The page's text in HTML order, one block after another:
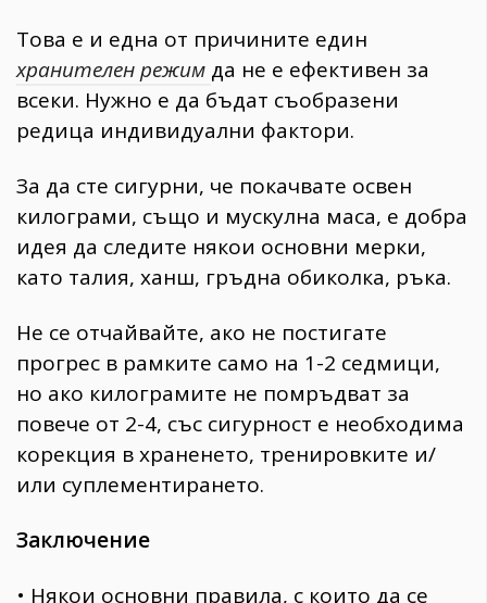
Това е и една от причините един
хранителен режим да не е ефективен за
всеки. Нужно е да бъдат съобразени
редица индивидуални фактори.
За да сте сигурни, че покачвате освен
килограми, също и мускулна маса, е добра
идея да следите някои основни мерки,
като талия, ханш, гръдна обиколка, ръка.
Не се отчайвайте, ако не постигате
прогрес в рамките само на 1-2 седмици,
но ако килограмите не помръдват за
повече от 2-4, със сигурност е необходима
корекция в храненето, тренировките и/
или суплементирането.
Заключение
• Някои основни правила, с които да се
Мода
Dialogue
Изкуство
Цветно
Пътувай
За нас
Реклама
Политика за
поверителност
ModerenDom
СЛЕДВАЙТЕ НИ
YouTube
Spotify Soundcloud
Ако нашият сайт ви харесва, можете да се абонирате за
седмичния ни нюзлетър тук: